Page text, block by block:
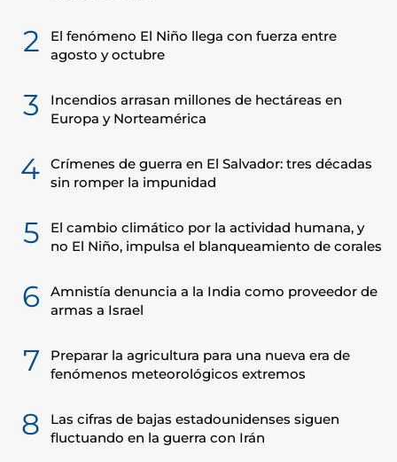
2
El fenómeno El Niño llega con fuerza entre
agosto y octubre
3
Incendios arrasan millones de hectáreas en
Europa y Norteamérica
4
Crímenes de guerra en El Salvador: tres décadas
sin romper la impunidad
5
El cambio climático por la actividad humana, y
no El Niño, impulsa el blanqueamiento de corales
6
Amnistía denuncia a la India como proveedor de
armas a Israel
7
Preparar la agricultura para una nueva era de
fenómenos meteorológicos extremos
8
Las cifras de bajas estadounidenses siguen
fluctuando en la guerra con Irán